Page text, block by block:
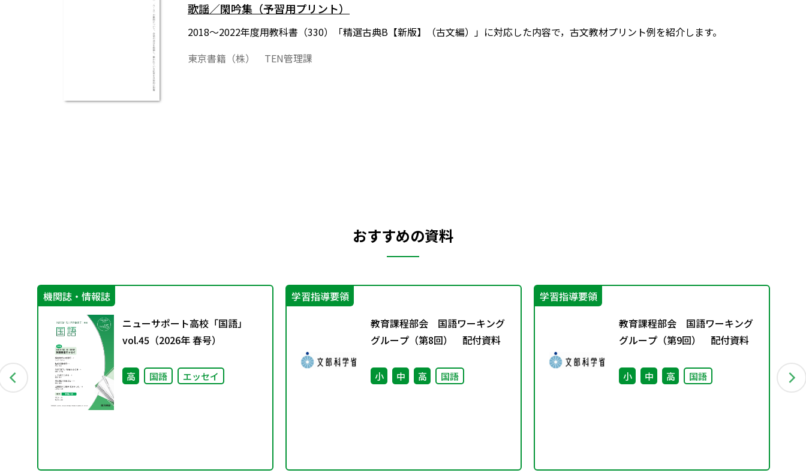
歌謡／閑吟集（予習用プリント）
2018～2022年度用教科書（330）「精選古典B【新版】（古文編）」に対応した内容で，古文教材プリント例を紹介します。
東京書籍（株） TEN管理課
おすすめの資料
機関誌・情報誌
ニューサポート高校「国語」
vol.45（2026年 春号）
高 国語 エッセイ
学習指導要領
教育課程部会 国語ワーキング
グループ（第8回） 配付資料
小 中 高 国語
学習指導要領
教育課程部会 国語ワーキング
グループ（第9回） 配付資料
小 中 高 国語